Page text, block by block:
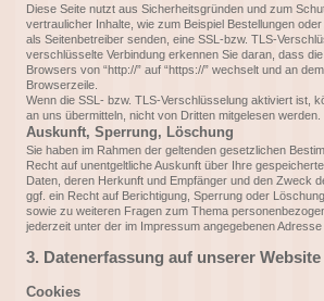
Diese Seite nutzt aus Sicherheitsgründen und zum
vertraulicher Inhalte, wie zum Beispiel Bestellungen
als Seitenbetreiber senden, eine SSL-bzw. TLS-
verschlüsselte Verbindung erkennen Sie daran, dass
Browsers von “http://” auf “https://” wechselt und an
Browserzeile.
Wenn die SSL- bzw. TLS-Verschlüsselung aktiviert ist,
an uns übermitteln, nicht von Dritten mitgelesen werden.
Auskunft, Sperrung, Löschung
Sie haben im Rahmen der geltenden gesetzlichen
Recht auf unentgeltliche Auskunft über Ihre
Daten, deren Herkunft und Empfänger und den Zweck
ggf. ein Recht auf Berichtigung, Sperrung oder
sowie zu weiteren Fragen zum Thema
jederzeit unter der im Impressum angegebenen Adresse
3. Datenerfassung auf unserer Website
Cookies